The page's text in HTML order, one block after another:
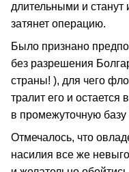
длительными и станут
затянет операцию.
Было признано
без разрешения
страны! ), для чего
тралит его и остается
в промежуточную
Отмечалось, что
насилия все же